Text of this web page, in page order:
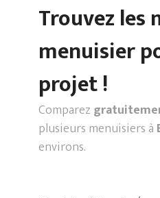
Trouvez les
menuisier
projet !
Comparez
plusieurs menuisiers à
environs.